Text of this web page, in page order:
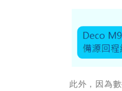
此外，因為